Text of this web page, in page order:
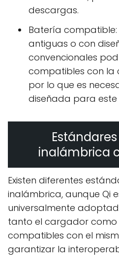
descargas.
Batería
antiguas o con
convencionales
compatibles con la
por lo que es
diseñada para
inalámbrica
Existen diferentes
inalámbrica, aunque Qi
universalmente
tanto el cargador como
compatibles con el
garantizar la